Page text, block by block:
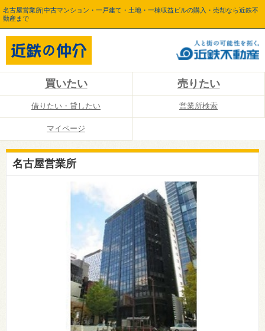
名古屋営業所|中古マンション・一戸建て・土地・一棟収益ビルの購入・売却なら近鉄不
動産まで
買いたい 売りたい
借りたい・貸したい 営業所検索
マイページ
名古屋営業所